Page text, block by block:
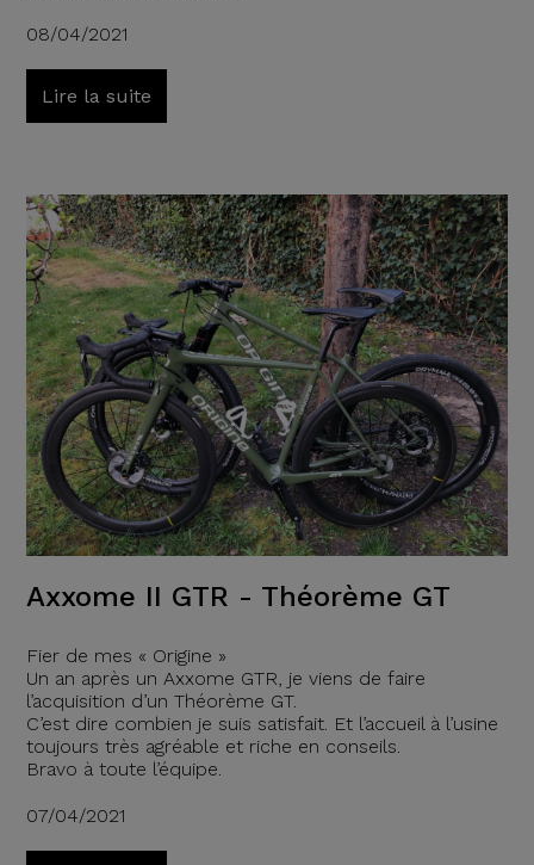
08/04/2021
Lire la suite
Axxome II GTR - Théorème GT
Fier de mes « Origine »
Un an après un Axxome GTR, je viens de faire
l’acquisition d’un Théorème GT.
C’est dire combien je suis satisfait. Et l’accueil à l’usine
toujours très agréable et riche en conseils.
Bravo à toute l’équipe.
07/04/2021